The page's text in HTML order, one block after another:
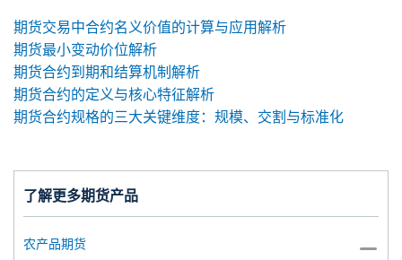
了解更多期货产品
农产品期货
期货交易中合约名义价值的计算与应用解析
期货最小变动价位解析
期货合约到期和结算机制解析
期货合约的定义与核心特征解析
期货合约规格的三大关键维度：规模、交割与标准化